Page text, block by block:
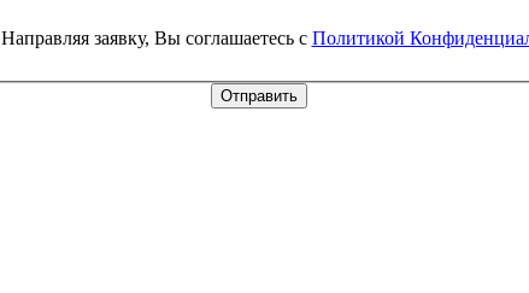
Направляя заявку, Вы соглашаетесь с Политикой
Отправить